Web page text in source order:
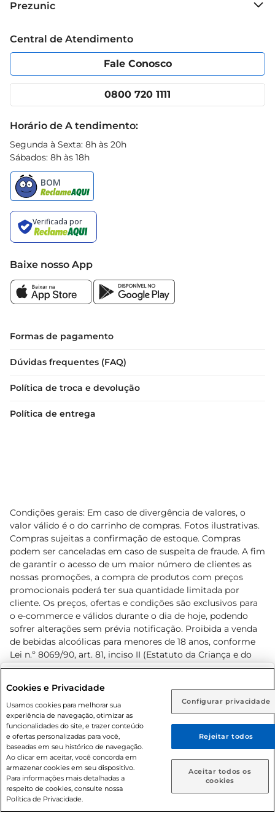
Rio de Janeiro (RJ) Goiás (GO)
Ou
Caso queira comprar online, informe como deseja receber
suas compras:
Entrega em casa Retire em Loja
substituílos conforme necessário, garantindo
Grupo Cencosud
Política de Privacidade
Portal do fornecedor
Cencosud Media
Prezunic
Código de Ética
App Prezunic
Central de Atendimento
Fale Conosco
0800 720 1111
Horário de A tendimento:
Segunda à Sexta: 8h às 20h
Sábados: 8h às 18h
Baixe nosso App
Formas de pagamento
Dúvidas frequentes (FAQ)
Política de troca e devolução
Política de entrega
Condições gerais: Em caso de divergência de valores, o
valor válido é o do carrinho de compras. Fotos ilustrativas.
Compras sujeitas a confirmação de estoque. Compras
podem ser canceladas em caso de suspeita de fraude. A fim
de garantir o acesso de um maior número de clientes as
nossas promoções, a compra de produtos com preços
promocionais poderá ter sua quantidade limitada por
cliente. Os preços, ofertas e condições são exclusivos para
o e-commerce e válidos durante o dia de hoje, podendo
sofrer alterações sem prévia notificação. Proibida a venda
de bebidas alcoólicas para menores de 18 anos, conforme
Lei n.º 8069/90, art. 81, inciso II (Estatuto da Criança e do
Adolescente). Preços e condições exclusivos para o
prévio. O valor mínimo para as compras on-line é de R$
80,00.
© 2026 Copyright. Todos os direitos
reservados Prezunic.
Cookies e Privacidade
Usamos cookies para melhorar sua
experiência de navegação, otimizar as
funcionalidades do site, e trazer conteúdo
e ofertas personalizadas para você,
baseadas em seu histórico de navegação.
Ao clicar em aceitar, você concorda em
armazenar cookies em seu dispositivo.
Para informações mais detalhadas a
respeito de cookies, consulte nossa
Política de Privacidade.
Configurar privacidade
Rejeitar todos
Aceitar todos os
cookies